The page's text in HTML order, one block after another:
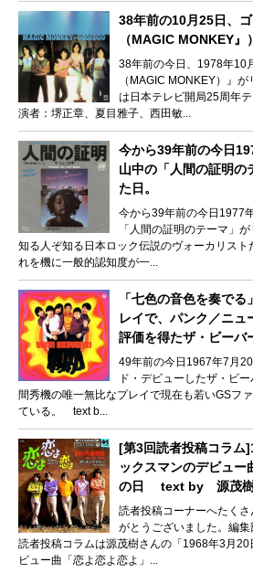
38年前の10月25日、
（MAGIC MONKEY』
38年前の今日、1978年10
（MAGIC MONKEY）』
は日本テレビ開局25周年
演者：堺正章、夏目雅子、西田敏...
今から39年前の今日
山中の「人間の証明の
た日。
今から39年前の今日1977
「人間の証明のテーマ」
知る人ぞ知る日本ロック伝説のヴォーカリスト
れを機に一般的認知度が一...
「七色の音色を奏で
レイで、パンク／ニュ
評価を得たザ・ビーバ
49年前の今日1967年7月
ド・デビューしたザ・ビ
間秀機の唯一無比なプレイで現在も若いGSフ
ている。 text b...
[第3回読者投稿コラム
ックスマンのデビュー
の日 text by 源茂
読者投稿コーナーへたく
がとうございました。編
読者投稿コラムは源茂樹さんの「1968年3月
ビュー曲「恋よ恋よ恋よ」...